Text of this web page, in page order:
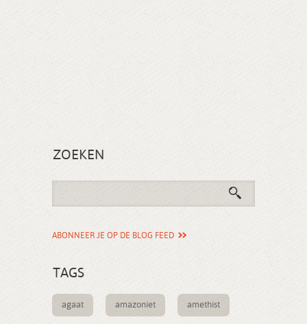
ZOEKEN
ABONNEER JE OP DE BLOG FEED
TAGS
agaat amazoniet amethist